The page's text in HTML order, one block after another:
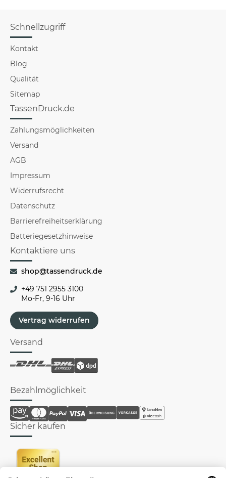
Schnellzugriff
Kontakt
Blog
Qualität
Sitemap
TassenDruck.de
Zahlungsmöglichkeiten
Versand
AGB
Impressum
Widerrufsrecht
Datenschutz
Barrierefreiheitserklärung
Batteriegesetzhinweise
Kontaktiere uns
shop@tassendruck.de
+49 751 2955 3100
Mo-Fr, 9-16 Uhr
Vertrag widerrufen
Versand
Bezahlmöglichkeit
Sicher kaufen